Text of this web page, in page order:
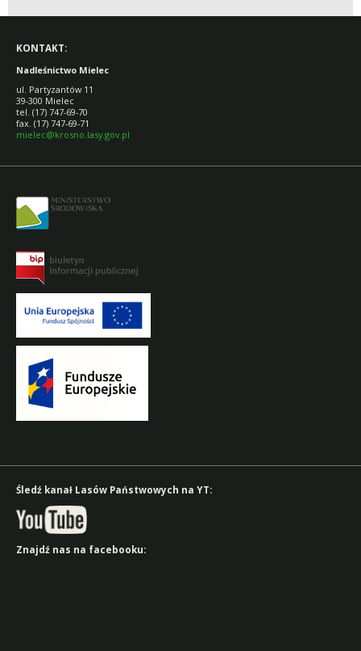
KONTAKT:
Nadleśnictwo Mielec
ul. Partyzantów 11
39-300 Mielec
tel. (17) 747-69-70
fax. (17) 747-69-71
mielec@krosno.lasy.gov.pl
Śledź kanał Lasów Państwowych na YT:
Znajdź nas na facebooku: